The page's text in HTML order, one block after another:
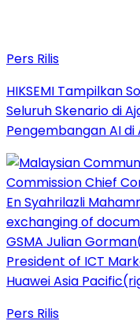
Pers Rilis
HIKSEMI Tampilkan
Seluruh Skenario di
Pengembangan AI di
Pers Rilis